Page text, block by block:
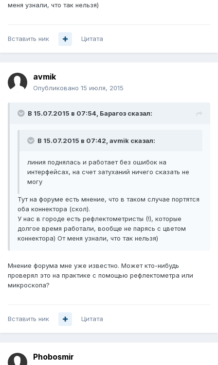
меня узнали, что так нельзя)
Вставить ник Цитата
avmik
Опубликовано 15 июля, 2015
В 15.07.2015 в 07:54, Барагоз сказал:
В 15.07.2015 в 07:42, avmik сказал:
линия поднялась и работает без ошибок на
интерфейсах, на счет затуханий ничего сказать не
могу
Тут на форуме есть мнение, что в таком случае портятся
оба коннектора (скол).
У нас в городе есть рефлектометристы (!), которые
долгое время работали, вообще не парясь с цветом
коннектора) От меня узнали, что так нельзя)
Мнение форума мне уже известно. Может кто-нибудь
проверял это на практике с помощью рефлектометра или
микроскопа?
Вставить ник Цитата
Phobosmir